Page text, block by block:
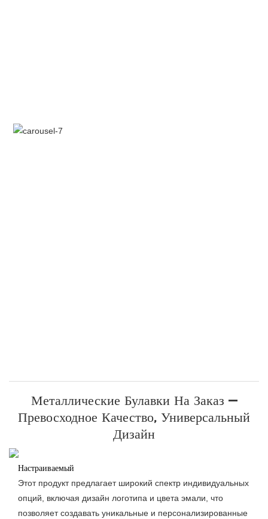
Металлические Булавки На Заказ —
Превосходное Качество, Универсальный
Дизайн
Настраиваемый
Этот продукт предлагает широкий спектр индивидуальных
опций, включая дизайн логотипа и цвета эмали, что
позволяет создавать уникальные и персонализированные